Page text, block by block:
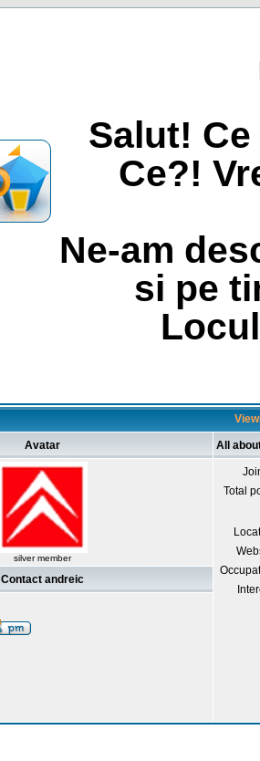
Salut!
Ce?!
Ne-am
si pe
Avatar All
silver member
Total
Contact andreic